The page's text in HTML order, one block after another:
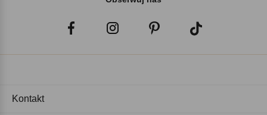
Kontakt